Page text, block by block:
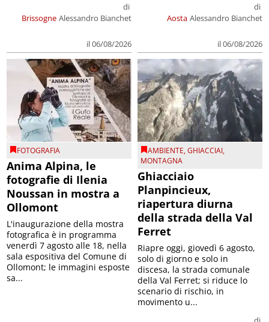
Brissogne
di
Alessandro Bianchet
il 06/08/2026
Aosta
di
Alessandro Bianchet
il 06/08/2026
FOTOGRAFIA
Anima Alpina, le
fotografie di Ilenia
Noussan in mostra a
Ollomont
L'inaugurazione della mostra
fotografica è in programma
venerdì 7 agosto alle 18, nella
sala espositiva del Comune di
Ollomont; le immagini esposte
sa...
AMBIENTE,GHIACCIAI,
MONTAGNA
Ghiacciaio
Planpincieux,
riapertura diurna
della strada della Val
Ferret
Riapre oggi, giovedì 6 agosto,
solo di giorno e solo in
discesa, la strada comunale
della Val Ferret; si riduce lo
scenario di rischio, in
movimento u...